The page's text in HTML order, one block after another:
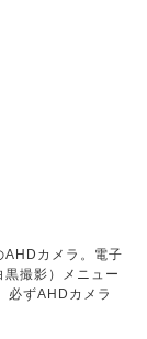
AHDカメラ。電子
撮影）メニュー
必ずAHDカメラ